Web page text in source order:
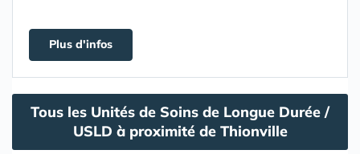
Plus d'infos
Tous les Unités de Soins de Longue Durée /
USLD à proximité de Thionville